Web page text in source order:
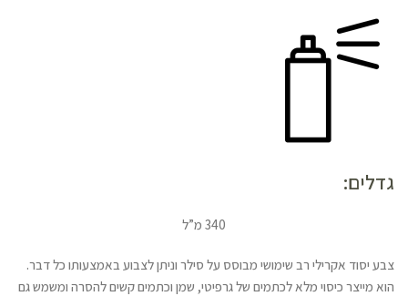
גדלים:
340 מ”ל
צבע יסוד אקרילי רב שימושי מבוסס על סילר וניתן לצבוע באמצעותו כל דבר.
הוא מייצר כיסוי מלא לכתמים של גרפיטי, שמן וכתמים קשים להסרה ומשמש גם